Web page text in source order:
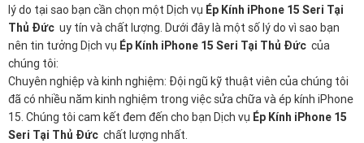
lý do tại sao bạn cần chọn một Dịch vụ Ép Kính iPhone 15 Seri Tại
Thủ Đức uy tín và chất lượng. Dưới đây là một số lý do vì sao bạn
nên tin tưởng Dịch vụ Ép Kính iPhone 15 Seri Tại Thủ Đức của
chúng tôi:
Chuyên nghiệp và kinh nghiệm: Đội ngũ kỹ thuật viên của chúng tôi
đã có nhiều năm kinh nghiệm trong việc sửa chữa và ép kính iPhone
15. Chúng tôi cam kết đem đến cho bạn Dịch vụ Ép Kính iPhone 15
Seri Tại Thủ Đức chất lượng nhất.